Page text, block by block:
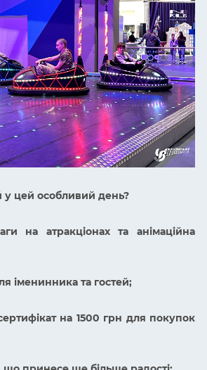
у цей особливий день?
на атракціонах та анімаційна
іменинника та гостей;
на 1500 грн для покупок